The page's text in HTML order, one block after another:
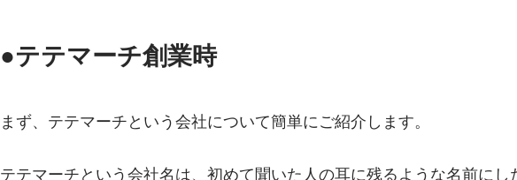
●テテマーチ創業時
まず、テテマーチという会社について簡単にご紹介します。
テテマーチという会社名は、初めて聞いた人の耳に残るような名前にし